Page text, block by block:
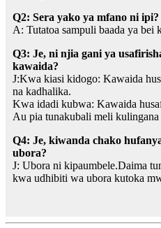
Q2: Sera yako ya mfano ni ipi?
A: Tutatoa sampuli baada ya bei
Q3: Je, ni njia gani ya
kawaida?
J:Kwa kiasi kidogo: Kawaida
na kadhalika.
Kwa idadi kubwa: Kawaida
Au pia tunakubali meli
Q4: Je, kiwanda chako
ubora?
J: Ubora ni kipaumbele.Daima
kwa udhibiti wa ubora kutoka